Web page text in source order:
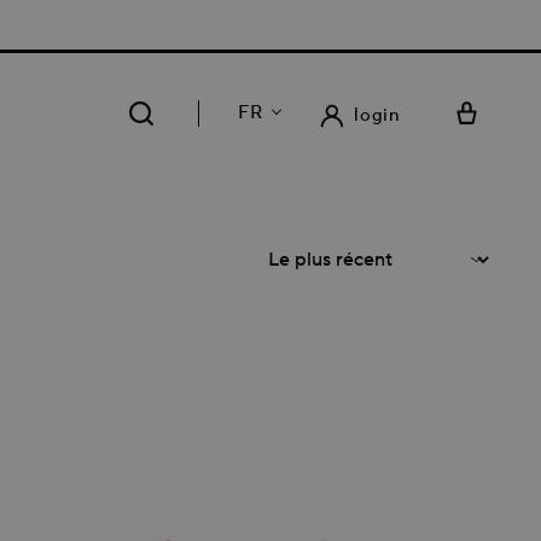
FR login